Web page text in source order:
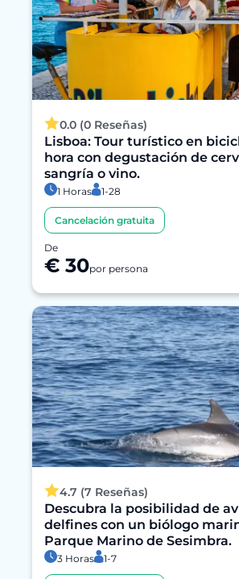
0.0 (0 Reseñas)
Lisboa: Tour turístico en
hora con degustación de
sangría o vino.
1 Horas 1-28
Cancelación gratuita
De
€ 30por persona
4.7 (7 Reseñas)
Descubra la posibilidad de
delfines con un biólogo
Parque Marino de Sesimbra.
3 Horas 1-7